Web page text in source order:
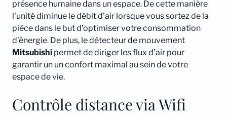
présence humaine dans un espace. De cette manière
l'unité diminue le débit d’air lorsque vous sortez de la
pièce dans le but d’optimiser votre consommation
d’énergie. De plus, le détecteur de mouvement
Mitsubishi permet de diriger les flux d’air pour
garantir un un confort maximal au sein de votre
espace de vie.
Contrôle distance via Wifi